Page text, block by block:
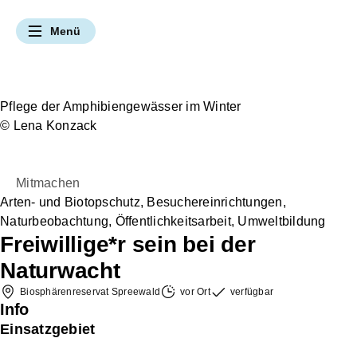
Navigation überspringen
Menü
Natur erleben
Vielfalt bewahren
Umwelt verstehen
Zukunft gestalten
Hier bei uns Natur erleben
Partnernetzwerk
Naturbewusst(er)
Artenschutz
Zusammenarbeit
Pflege der Amphibiengewässer im Winter
© Lena Konzack
Mitmachen
Arten- und Biotopschutz, Besuchereinrichtungen,
Naturbeobachtung, Öffentlichkeitsarbeit, Umweltbildung
Freiwillige*r sein bei der
Naturwacht
Biosphärenreservat Spreewald vor Ort verfügbar
Info
Einsatzgebiet